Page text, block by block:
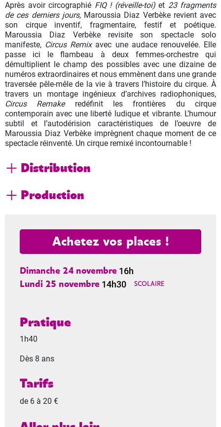
Après avoir circographié FIQ ! (réveille-toi)et 23 fragments
de ces derniers jours,Maroussia Diaz Verbèke revient avec
son cirque inventif, fragmentaire, festif et poétique.
Maroussia Diaz Verbèke revisite son spectacle solo
manifeste, Circus Remixavec une audace renouvelée. Elle
passe ici le flambeau à deux femmes-orchestre qui
démultiplient le champ des possibles avec une dizaine de
numéros extraordinaires et nous emmènent dans une grande
traversée pêle-mêle de la vie à travers l’histoire du cirque. À
travers un montage ingénieux d’archives radiophoniques,
Circus Remake redéfinit les frontières du cirque
contemporain avec une liberté ludique et vibrante. L’humour
subtil et l’autodérision caractéristiques de l’oeuvre de
Maroussia Diaz Verbèke imprègnent chaque moment de ce
spectacle réinventé. Un cirque remixé incontournable !
Distribution
Production
Achetez vos places !
Dimanche 24 novembre 16h
Lundi 25 novembre 14h30 SCOLAIRE
Pratique
1h40
Dès 8 ans
Tarifs
de 6 à 20 €